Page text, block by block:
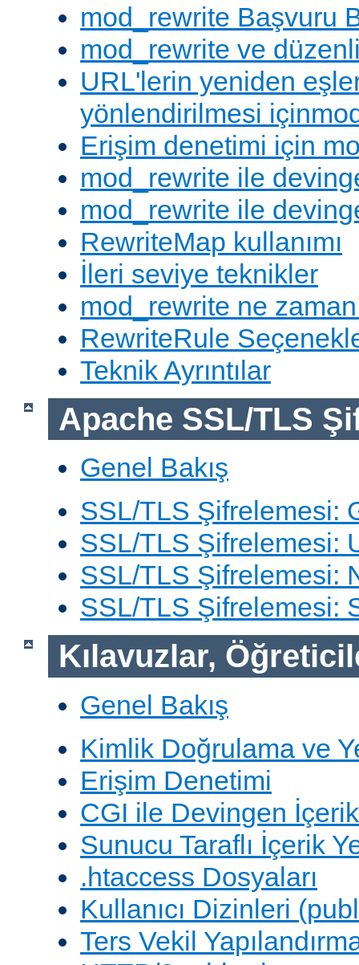
mod_rewrite Başvuru
mod_rewrite ve
URL'lerin yeniden
yönlendirilmesi
Erişim denetimi için
mod_rewrite ile
mod_rewrite ile
RewriteMap kullanımı
İleri seviye teknikler
mod_rewrite ne
RewriteRule
Teknik Ayrıntılar
Apache SSL/TLS
Genel Bakış
SSL/TLS Şifrelemesi:
SSL/TLS Şifrelemesi:
SSL/TLS Şifrelemesi:
SSL/TLS Şifrelemesi:
Kılavuzlar,
Genel Bakış
Kimlik Doğrulama ve
Erişim Denetimi
CGI ile Devingen İçerik
Sunucu Taraflı İçerik
.htaccess Dosyaları
Kullanıcı Dizinleri
Ters Vekil